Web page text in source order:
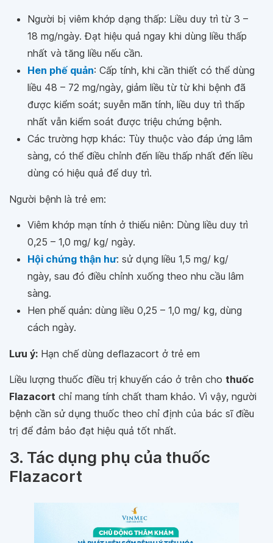
Người bị viêm khớp dạng thấp: Liều duy trì từ 3 –
18 mg/ngày. Đạt hiệu quả ngay khi dùng liều thấp
nhất và tăng liều nếu cần.
Hen phế quản: Cấp tính, khi cần thiết có thể dùng
liều 48 – 72 mg/ngày, giảm liều từ từ khi bệnh đã
được kiểm soát; suyễn mãn tính, liều duy trì thấp
nhất vẫn kiểm soát được triệu chứng bệnh.
Các trường hợp khác: Tùy thuộc vào đáp ứng lâm
sàng, có thể điều chỉnh đến liều thấp nhất đến liều
dùng có hiệu quả để duy trì.
Người bệnh là trẻ em:
Viêm khớp mạn tính ở thiếu niên: Dùng liều duy trì
0,25 – 1,0 mg/ kg/ ngày.
Hội chứng thận hư: sử dụng liều 1,5 mg/ kg/
ngày, sau đó điều chỉnh xuống theo nhu cầu lâm
sàng.
Hen phế quản: dùng liều 0,25 – 1,0 mg/ kg, dùng
cách ngày.
Lưu ý: Hạn chế dùng deflazacort ở trẻ em
Liều lượng thuốc điều trị khuyến cáo ở trên cho thuốc
Flazacort chỉ mang tính chất tham khảo. Vì vậy, người
bệnh cần sử dụng thuốc theo chỉ định của bác sĩ điều
trị để đảm bảo đạt hiệu quả tốt nhất.
3. Tác dụng phụ của thuốc
Flazacort